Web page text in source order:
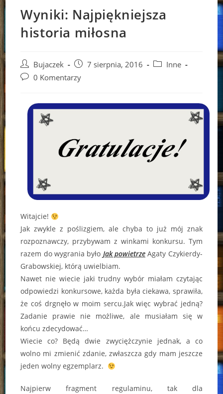
Wyniki: Najpiękniejsza
historia miłosna
Post
author:
Bujaczek
Post
published:
7 sierpnia, 2016
PostInne
Post0 Komentarzy
Witajcie!
Jak zwykle z poślizgiem, ale chyba to już mój znak
rozpoznawczy, przybywam z winkami konkursu. Tym
razem do wygrania było Jak powietrze Agaty Czykierdy-
Grabowskiej, którą uwielbiam.
Nawet nie wiecie jaki trudny wybór miałam czytając
odpowiedzi konkursowe, każda była ciekawa, sprawiła,
że coś drgnęło w moim sercu.Jak więc wybrać jedną?
Zadanie prawie nie możliwe, ale musiałam się w
końcu zdecydować…
Wiecie co? Będą dwie zwyciężczynie jednak, a co
wolno mi zmienić zdanie, zwłaszcza gdy mam jeszcze
jeden wolny egzemplarz.
Najpierw fragment regulaminu, tak dla